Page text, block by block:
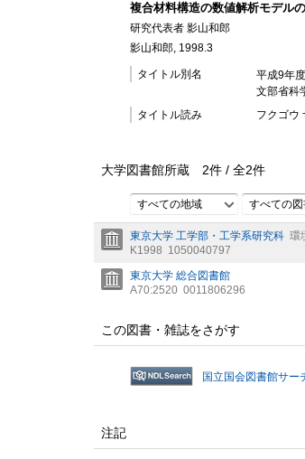
複合材料構造の数値解析モデル
研究代表者 影山和郎
影山和郎, 1998.3
タイトル別名
平成9年
文部省科
タイトル読み
フクゴウ
大学図書館所蔵 2件 / 全2件
すべての地域 すべての
東京大学 工学部・工学系研究科 環
K1998 1050040797
東京大学 総合図書館
A70:2520 0011806296
この図書・雑誌をさがす
国立国会図書館サー
注記